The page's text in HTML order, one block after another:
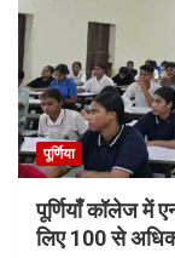
पूर्णिया
पूर्णियाँ कॉलेज में
लिए 100 से अधिक